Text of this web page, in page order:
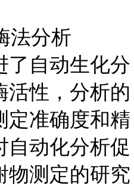
法分析
了自动生化分
活性，分析的
定准确度和精
自动化分析促
物测定的研究